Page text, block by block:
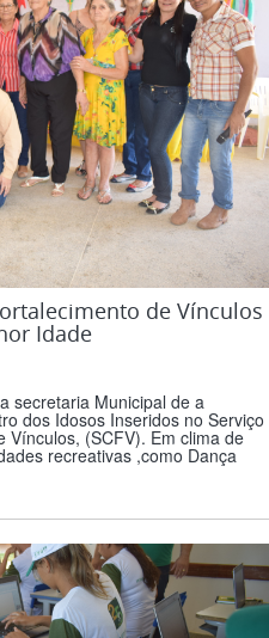
de Vínculos
Idade
secretaria Municipal de a
dos Idosos Inseridos no Serviço
Vínculos, (SCFV). Em clima de
recreativas ,como Dança